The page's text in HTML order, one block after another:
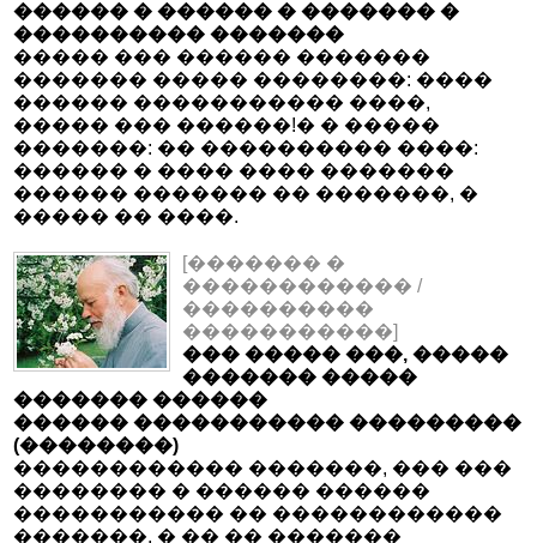
������ � ������ � ������� �
���������� �������
����� ��� ������ �������
������� ����� ��������: ����
������ ����������� ����,
����� ��� ������!� � �����
�������: �� ���������� ����:
������ � ���� ���� �������
������ ������� �� �������, �
����� �� ����.
[������� �
������������ /
����������
�����������]
��� ����� ���, �����
������� �����
������� ������
������ ����������� ���������
(��������)
������������ �������, ��� ���
�������� � ������ ������
����������� �� ������������
�������, � �� �� �������